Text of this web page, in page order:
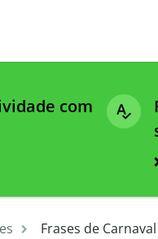
com
Frases de